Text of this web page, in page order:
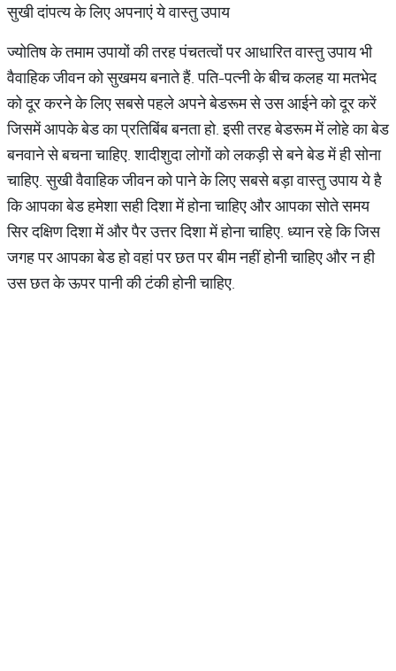
सुखी दांपत्य के लिए अपनाएं ये वास्तु उपाय
ज्योतिष के तमाम उपायों की तरह पंचतत्वों पर आधारित वास्तु उपाय भी
वैवाहिक जीवन को सुखमय बनाते हैं. पति-पत्नी के बीच कलह या मतभेद
को दूर करने के लिए सबसे पहले अपने बेडरूम से उस आईने को दूर करें
जिसमें आपके बेड का प्रतिबिंब बनता हो. इसी तरह बेडरूम में लोहे का बेड
बनवाने से बचना चाहिए. शादीशुदा लोगों को लकड़ी से बने बेड में ही सोना
चाहिए. सुखी वैवाहिक जीवन को पाने के लिए सबसे बड़ा वास्तु उपाय ये है
कि आपका बेड हमेशा सही दिशा में होना चाहिए और आपका सोते समय
सिर दक्षिण दिशा में और पैर उत्तर दिशा में होना चाहिए. ध्यान रहे कि जिस
जगह पर आपका बेड हो वहां पर छत पर बीम नहीं होनी चाहिए और न ही
उस छत के ऊपर पानी की टंकी होनी चाहिए.